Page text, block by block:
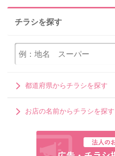
チラシを探す
都道府県からチラシを探す
お店の名前からチラシを探す